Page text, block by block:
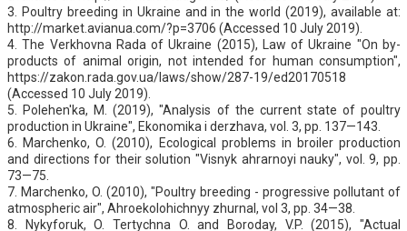
3. Poultry breeding in Ukraine and in the world (2019), available at:
http://market.avianua.com/?p=3706 (Accessed 10 July 2019).
4. The Verkhovna Rada of Ukraine (2015), Law of Ukraine "On by-
products of animal origin, not intended for human consumption",
https://zakon.rada.gov.ua/laws/show/287-19/ed20170518
(Accessed 10 July 2019).
5. Polehen'ka, M. (2019), "Analysis of the current state of poultry
production in Ukraine", Ekonomika i derzhava, vol. 3, рр. 137—143.
6. Marchenko, O. (2010), Ecological problems in broiler production
and directions for their solution "Visnyk ahrarnoyi nauky", vol. 9, pp.
73—75.
7. Marchenko, O. (2010), "Poultry breeding - progressive pollutant of
atmospheric air", Ahroekolohichnyy zhurnal, vol 3, pp. 34—38.
8. Nykyforuk, O. Tertychna O. and Boroday, V.P. (2015), "Actual